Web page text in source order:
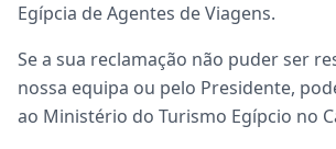
Egípcia de Agentes de Viagens.
Se a sua reclamação não puder ser
nossa equipa ou pelo Presidente,
ao Ministério do Turismo Egípcio no